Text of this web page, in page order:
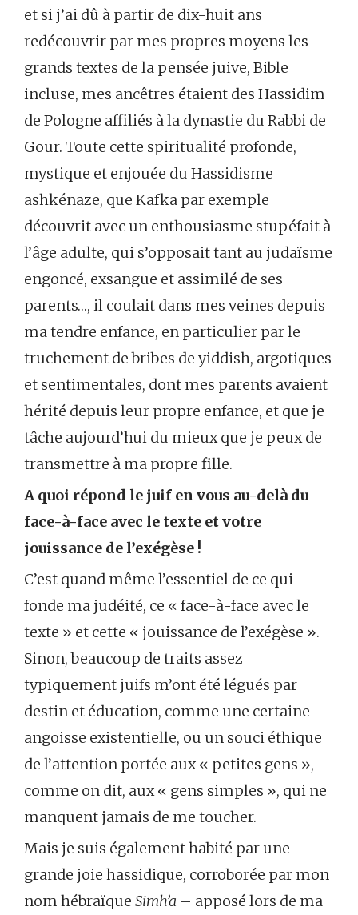
et si j’ai dû à partir de dix-huit ans
redécouvrir par mes propres moyens les
grands textes de la pensée juive, Bible
incluse, mes ancêtres étaient des Hassidim
de Pologne affiliés à la dynastie du Rabbi de
Gour. Toute cette spiritualité profonde,
mystique et enjouée du Hassidisme
ashkénaze, que Kafka par exemple
découvrit avec un enthousiasme stupéfait à
l’âge adulte, qui s’opposait tant au judaïsme
engoncé, exsangue et assimilé de ses
parents…, il coulait dans mes veines depuis
ma tendre enfance, en particulier par le
truchement de bribes de yiddish, argotiques
et sentimentales, dont mes parents avaient
hérité depuis leur propre enfance, et que je
tâche aujourd’hui du mieux que je peux de
transmettre à ma propre fille.
A quoi répond le juif en vous au-delà du
face-à-face avec le texte et votre
jouissance de l’exégèse !
C’est quand même l’essentiel de ce qui
fonde ma judéité, ce « face-à-face avec le
texte » et cette « jouissance de l’exégèse ».
Sinon, beaucoup de traits assez
typiquement juifs m’ont été légués par
destin et éducation, comme une certaine
angoisse existentielle, ou un souci éthique
de l’attention portée aux « petites gens »,
comme on dit, aux « gens simples », qui ne
manquent jamais de me toucher.
Mais je suis également habité par une
grande joie hassidique, corroborée par mon
nom hébraïque Simh’a – apposé lors de ma